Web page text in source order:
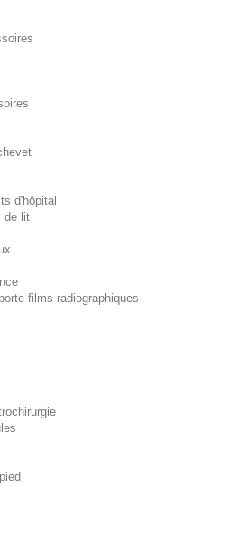
d'hôpital
de lit
films radiographiques